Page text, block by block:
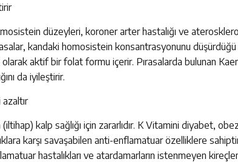
düzeyleri, koroner arter hastalığı ve
kandaki homosistein konsantrasyonunu
olarak aktif bir folat formu içerir. Pırasalarda bulunan
da iyileştirir.
kalp sağlığı için zararlıdır. K Vitamini diyabet,
karşı savaşabilen anti-enflamatuar özelliklere
hastalıkları ve atardamarların istenmeyen